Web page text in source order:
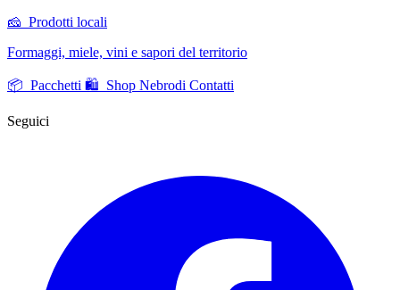
🧀 Prodotti locali
Formaggi, miele, vini e sapori del territorio
📦 Pacchetti 🛍️ Shop Nebrodi Contatti
Seguici